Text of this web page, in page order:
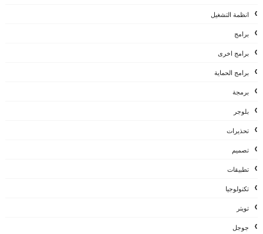
انظمة التشغيل
برامج
برامج اخرى
برامج الحماية
برمجة
بلوجر
تحذيرات
تصميم
تطبيقات
تكنولوجيا
تويتر
جوجل